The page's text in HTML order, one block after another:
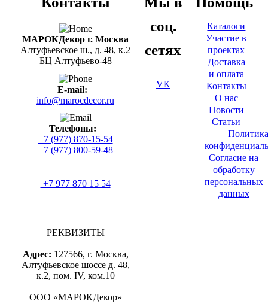
МАРОКДекор г. Москва
Алтуфьевское ш., д. 48, к.2
БЦ Алтуфьево-48
E-mail:
info@marocdecor.ru
Телефоны:
+7 (977) 870-15-54
+7 (977) 800-59-48
+7 977 870 15 54
РЕКВИЗИТЫ
Адрес: 127566, г. Москва,
Алтуфьевское шоссе д. 48,
к.2, пом. IV, ком.10
ООО «МАРОКДекор»
соц.
сетях
VK
Каталоги
Участие в
проектах
Доставка
и оплата
Контакты
О нас
Новости
Статьи
Согласие на
обработку
персональных
данных